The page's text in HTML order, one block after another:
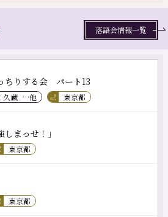
ちりする会 パート13
久蔵 …他 東京都
まっせ！」
東京都
東京都
落語会情報一覧